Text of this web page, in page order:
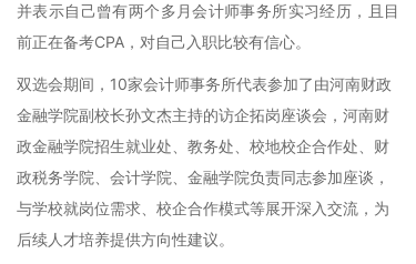
并表示自己曾有两个多月会计师事务所实习经历，且目
前正在备考CPA，对自己入职比较有信心。
双选会期间，10家会计师事务所代表参加了由河南财政
金融学院副校长孙文杰主持的访企拓岗座谈会，河南财
政金融学院招生就业处、教务处、校地校企合作处、财
政税务学院、会计学院、金融学院负责同志参加座谈，
与学校就岗位需求、校企合作模式等展开深入交流，为
后续人才培养提供方向性建议。